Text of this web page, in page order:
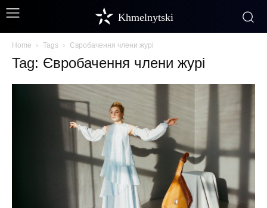
Khmelnytski
Home Tags Євробачення члени журі
Tag: Євробачення члени журі